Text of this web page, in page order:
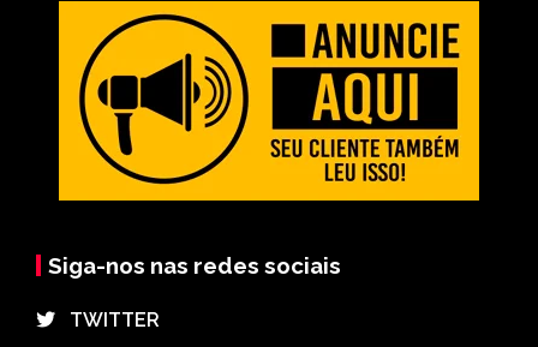
Siga-nos nas redes sociais
⠀TWITTER